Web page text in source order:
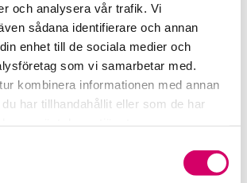
och analysera vår trafik. Vi
sådana identifierare och annan
enhet till de sociala medier och
som vi samarbetar med.
kombinera informationen med annan
har tillhandahållit eller som de har
2024 – insikter för hållbart